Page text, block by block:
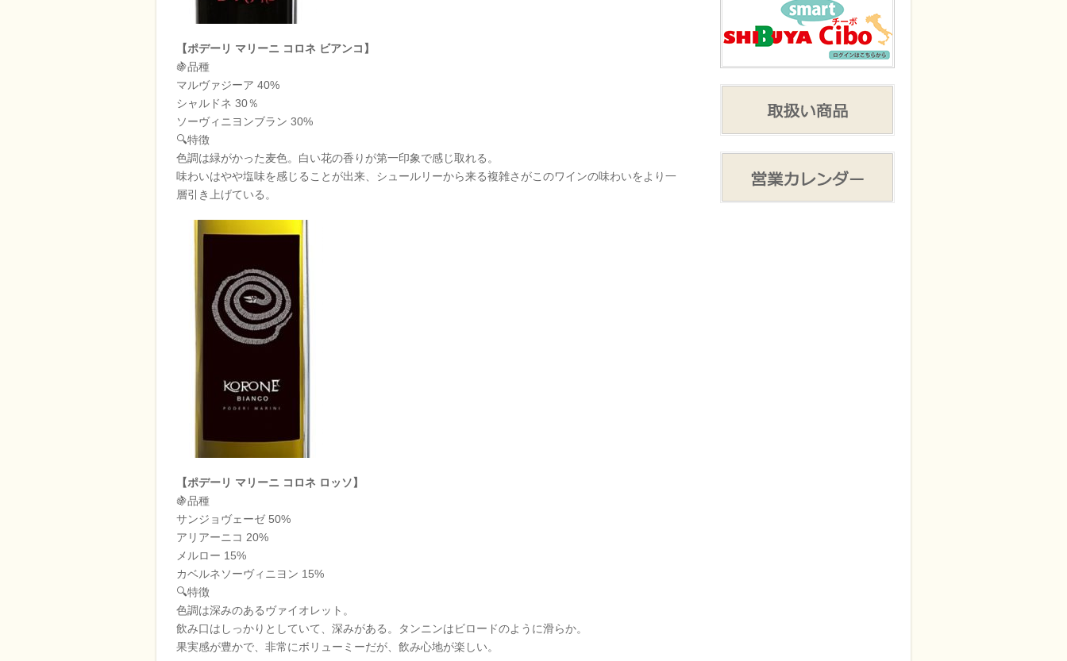
【ポデーリ マリーニ コロネ ビアンコ】
🍇品種
マルヴァジーア 40%
シャルドネ 30％
ソーヴィニヨンブラン 30%
🔍特徴
色調は緑がかった麦色。白い花の香りが第一印象で感じ取れる。
味わいはやや塩味を感じることが出来、シュールリーから来る複雑さがこのワインの味わいをより一
層引き上げている。
【ポデーリ マリーニ コロネ ロッソ】
🍇品種
サンジョヴェーゼ 50%
アリアーニコ 20%
メルロー 15%
カベルネソーヴィニヨン 15%
🔍特徴
色調は深みのあるヴァイオレット。
飲み口はしっかりとしていて、深みがある。タンニンはビロードのように滑らか。
果実感が豊かで、非常にボリューミーだが、飲み心地が楽しい。